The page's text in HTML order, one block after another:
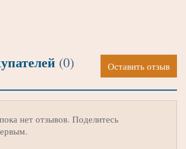
(0) Оставить отзыв
нет отзывов. Поделитесь